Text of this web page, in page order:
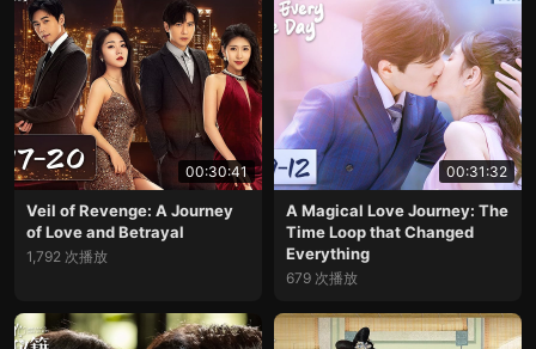
00:30:41
Veil of Revenge: A Journey
of Love and Betrayal
1,792 次播放
00:31:32
A Magical Love Journey: The
Time Loop that Changed
Everything
679 次播放